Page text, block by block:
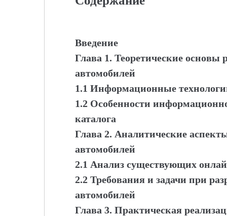
Введение
Глава 1. Теоретические основы
автомобилей
1.1 Информационные
1.2 Особенности
каталога
Глава 2. Аналитические
автомобилей
2.1 Анализ существующих
2.2 Требования и задачи при
автомобилей
Глава 3. Практическая